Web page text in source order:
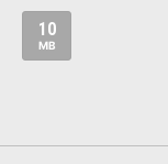
APS
10
MB